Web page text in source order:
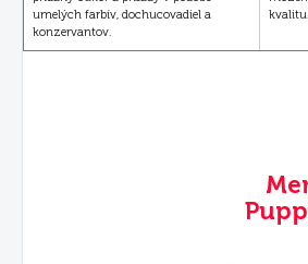
umelých farbív, dochucovadiel a
konzervantov.
kvalitu.